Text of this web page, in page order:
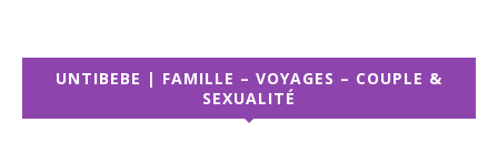
UNTIBEBE | FAMILLE – VOYAGES – COUPLE &
SEXUALITÉ